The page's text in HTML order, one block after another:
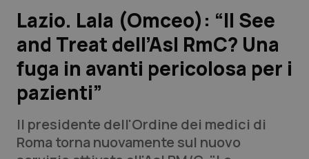
Lavoro e Professioni
Scienza e Farmaci
Studi e Analisi
Lettere al direttore
Edizioni Regionali
Lazio. Lala (Omceo): “Il See
and Treat dell’Asl RmC? Una
fuga in avanti pericolosa per i
pazienti”
Il presidente dell'Ordine dei medici di
Roma torna nuovamente sul nuovo